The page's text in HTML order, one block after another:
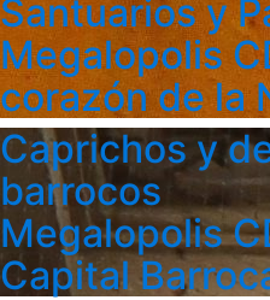
Santuarios y
Megalopolis
corazón de la
Caprichos y
barrocos
Megalopolis
Capital